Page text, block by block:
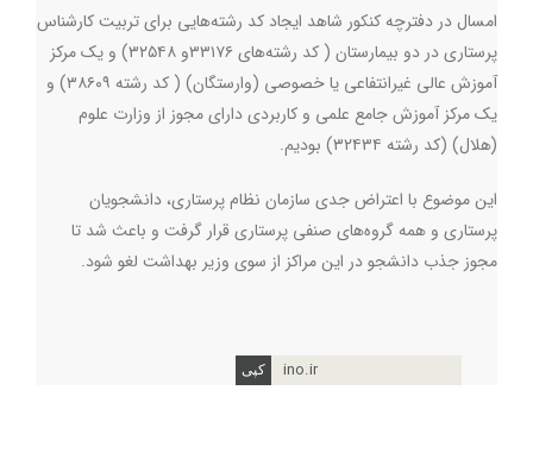
امسال در دفترچه کنکور شاهد ایجاد کد رشته‌هایی برای تربیت کارشناس
پرستاری در دو بیمارستان ( کد رشته‌های ۳۳۱۷۶و ۳۲۵۴۸) و یک مرکز
آموزش عالی غیرانتفاعی یا خصوصی (وارستگان) ( کد رشته ۳۸۶۰۹) و
یک مرکز آموزش جامع علمی و کاربردی دارای مجوز از وزارت علوم
(هلال) (کد رشته ۳۲۴۳۴) بودیم.
این موضوع با اعتراض جدی سازمان نظام پرستاری، دانشجویان
پرستاری و همه گروه‌های صنفی پرستاری قرار گرفت و باعث شد تا
مجوز جذب دانشجو در این مراکز از سوی وزیر بهداشت لغو شود.
ino.ir